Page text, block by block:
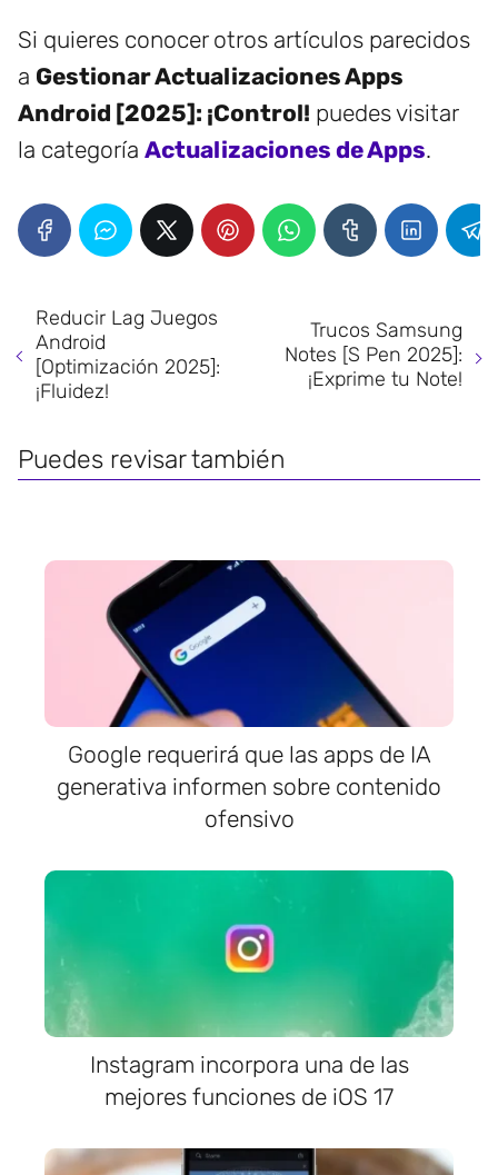
Si quieres conocer otros artículos parecidos
a Gestionar Actualizaciones Apps
Android [2025]: ¡Control! puedes visitar
la categoría Actualizaciones de Apps.
Reducir Lag Juegos
Android
[Optimización 2025]:
¡Fluidez!
Trucos Samsung
Notes [S Pen 2025]:
¡Exprime tu Note!
Puedes revisar también
Google requerirá que las apps de IA
generativa informen sobre contenido
ofensivo
Instagram incorpora una de las
mejores funciones de iOS 17